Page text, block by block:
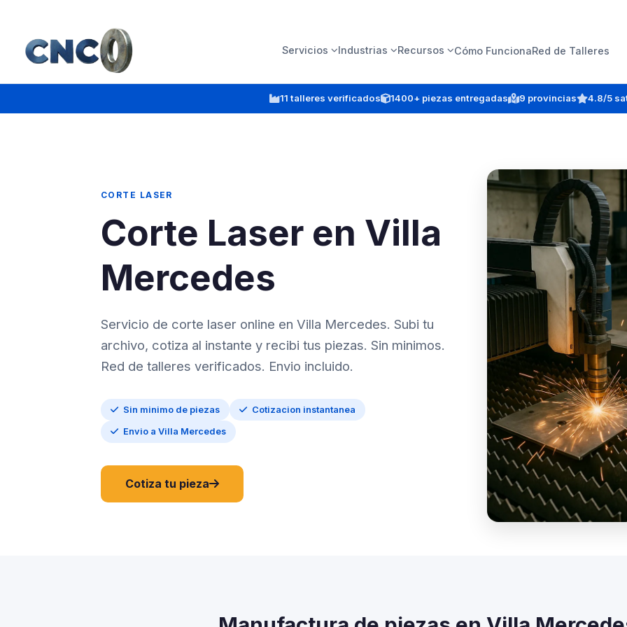
Servicios Industrias Recursos Cómo FuncionaRed de Talleres
11 talleres verificados 1400+ piezas entregadas 9 provincias 4.8/5
CORTE LASER
Corte Laser en Villa
Mercedes
Servicio de corte laser online en Villa Mercedes. Subi tu
archivo, cotiza al instante y recibi tus piezas. Sin minimos.
Red de talleres verificados. Envio incluido.
Sin minimo de piezas Cotizacion instantanea
Envio a Villa Mercedes
Cotiza tu pieza